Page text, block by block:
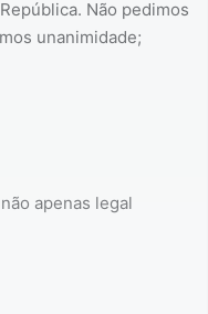
Não pedimos
unanimidade;
apenas legal